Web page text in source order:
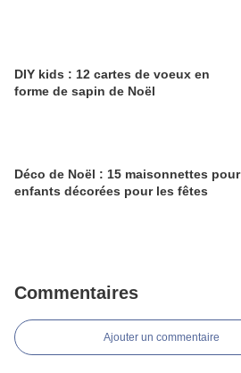
DIY kids : 12 cartes de voeux en
forme de sapin de Noël
Déco de Noël : 15 maisonnettes pour
enfants décorées pour les fêtes
Commentaires
Ajouter un commentaire